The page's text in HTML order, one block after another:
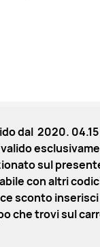
dal 2020. 04.15
sul
con altri
sconto
che trovi sul